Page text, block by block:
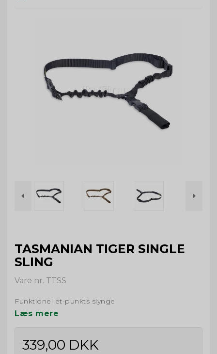
TASMANIAN TIGER SINGLE
SLING
Vare nr. TTSS
Funktionel et-punkts slynge
Læs mere
339,00 DKK